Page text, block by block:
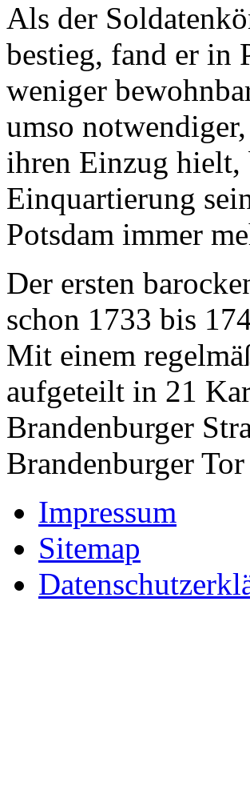
Als der
bestieg, fand er in
weniger
umso
ihren Einzug hielt,
Einquartierung
Potsdam immer
Der ersten
schon 1733 bis
Mit einem
aufgeteilt in 21
Brandenburger
Brandenburger
Impressum
Sitemap